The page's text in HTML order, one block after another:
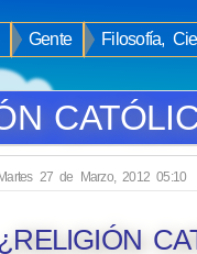
Gente Filosofía,
27 de Marzo, 2012 05:10